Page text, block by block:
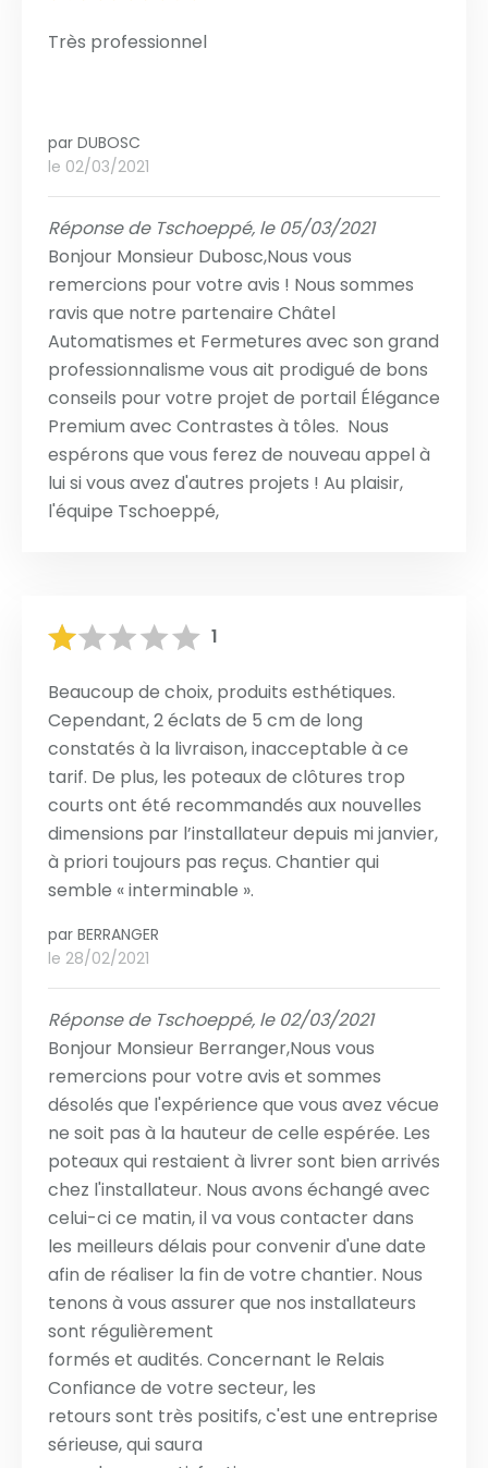
Très professionnel
par DUBOSC
le 02/03/2021
Réponse de Tschoeppé, le 05/03/2021
Bonjour Monsieur Dubosc,Nous vous
remercions pour votre avis ! Nous sommes
ravis que notre partenaire Châtel
Automatismes et Fermetures avec son grand
professionnalisme vous ait prodigué de bons
conseils pour votre projet de portail Élégance
Premium avec Contrastes à tôles. Nous
espérons que vous ferez de nouveau appel à
lui si vous avez d'autres projets ! Au plaisir,
l'équipe Tschoeppé,
1
Beaucoup de choix, produits esthétiques.
Cependant, 2 éclats de 5 cm de long
constatés à la livraison, inacceptable à ce
tarif. De plus, les poteaux de clôtures trop
courts ont été recommandés aux nouvelles
dimensions par l’installateur depuis mi janvier,
à priori toujours pas reçus. Chantier qui
semble « interminable ».
par BERRANGER
le 28/02/2021
Réponse de Tschoeppé, le 02/03/2021
Bonjour Monsieur Berranger,Nous vous
remercions pour votre avis et sommes
désolés que l'expérience que vous avez vécue
ne soit pas à la hauteur de celle espérée. Les
poteaux qui restaient à livrer sont bien arrivés
chez l'installateur. Nous avons échangé avec
celui-ci ce matin, il va vous contacter dans
les meilleurs délais pour convenir d'une date
afin de réaliser la fin de votre chantier. Nous
tenons à vous assurer que nos installateurs
sont régulièrement
formés et audités. Concernant le Relais
Confiance de votre secteur, les
retours sont très positifs, c'est une entreprise
sérieuse, qui saura